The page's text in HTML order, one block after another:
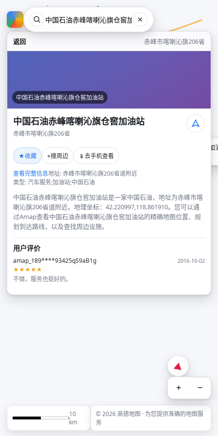
返回 赤峰市喀喇沁旗206省
中国石油赤峰喀喇沁旗仓窖加油站
中国石油赤峰喀喇沁旗仓窖加油站
赤峰市喀喇沁旗206省
★收藏 ⌖搜周边 📱 去手机查看
查看完整信息地址: 赤峰市喀喇沁旗206省道附近
类型: 汽车服务;加油站;中国石油
中国石油赤峰喀喇沁旗仓窖加油站是一家中国石油，地址为赤峰市喀
喇沁旗206省道附近。地理坐标：42.220997,118.861910。您可以通
过Amap查看中国石油赤峰喀喇沁旗仓窖加油站的精确地图位置、规
划到达路线，以及查找周边设施。
用户评价
amap_189****93425qS9aB1g
2016-10-02
★★★★★
不错，服务也挺好的。
中国石油赤峰喀喇沁旗仓窖加
+ −
10
km
© 2026 高德地图 · 为您提供准确的地图服
务